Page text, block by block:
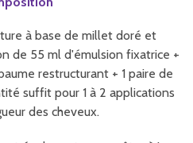
à base de millet doré et
de 55 ml d'émulsion fixatrice +
restructurant + 1 paire de
suffit pour 1 à 2 applications
des cheveux.